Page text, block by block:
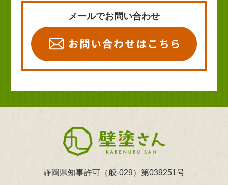
メールでお問い合わせ
静岡県知事許可（般-029）第039251号